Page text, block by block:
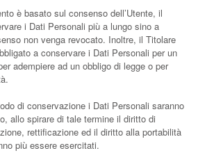
è basato sul consenso dell’Utente, il
i Dati Personali più a lungo sino a
non venga revocato. Inoltre, il Titolare
a conservare i Dati Personali per un
adempiere ad un obbligo di legge o per
di conservazione i Dati Personali saranno
allo spirare di tale termine il diritto di
rettificazione ed il diritto alla portabilità
più essere esercitati.